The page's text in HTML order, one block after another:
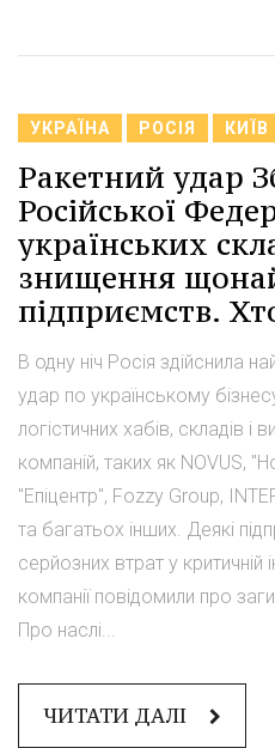
УКРАЇНА РОСІЯ КИЇВ
Ракетний удар
Російської
українських
знищення
підприємств.
В одну ніч Росія здійснила
удар по українському
логістичних хабів, складів
компаній, таких як NOVUS,
"Епіцентр", Fozzy Group,
та багатьох інших. Деякі
серйозних втрат у критичній
компанії повідомили про
Про наслі...
ЧИТАТИ ДАЛІ